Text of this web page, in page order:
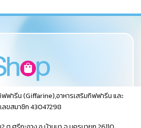
ฟารีน (Giffarine),อาหารเสริมกิฟฟารีน และ
ขสมาชิก 43047298